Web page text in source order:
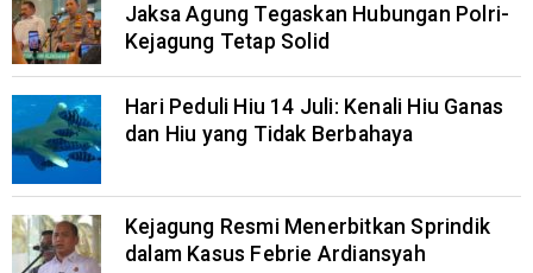
Jaksa Agung Tegaskan Hubungan Polri-
Kejagung Tetap Solid
Hari Peduli Hiu 14 Juli: Kenali Hiu Ganas
dan Hiu yang Tidak Berbahaya
Kejagung Resmi Menerbitkan Sprindik
dalam Kasus Febrie Ardiansyah